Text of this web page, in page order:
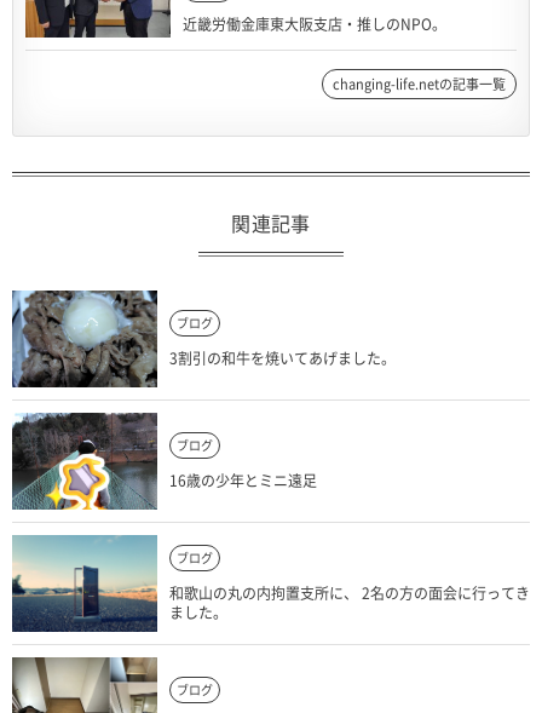
近畿労働金庫東大阪支店・推しのNPO。
changing-life.netの記事一覧
関連記事
ブログ
3割引の和牛を焼いてあげました。
ブログ
16歳の少年とミニ遠足
ブログ
和歌山の丸の内拘置支所に、 2名の方の面会に行ってき
ました。
ブログ